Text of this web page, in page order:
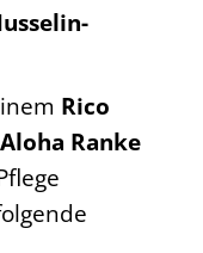
Rico
Ranke